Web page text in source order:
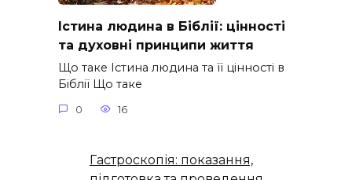
Істина людина в Біблії: цінності
та духовні принципи життя
Що таке Істина людина та її цінності в
Біблії Що таке
0 16
Гастроскопія: показання,